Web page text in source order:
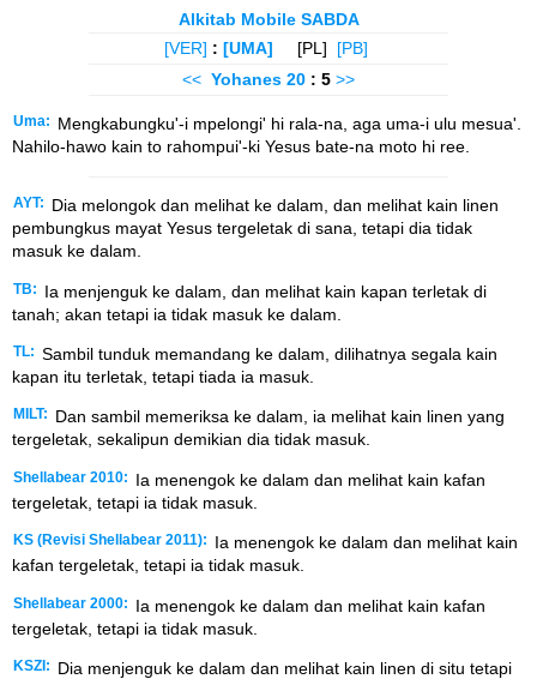
Alkitab Mobile SABDA
[VER] : [UMA] [PL] [PB]
<< Yohanes 20 : 5 >>
Uma:
Mengkabungku'-i mpelongi' hi rala-na, aga uma-i ulu mesua'.
Nahilo-hawo kain to rahompui'-ki Yesus bate-na moto hi ree.
AYT:
Dia melongok dan melihat ke dalam, dan melihat kain linen
pembungkus mayat Yesus tergeletak di sana, tetapi dia tidak
masuk ke dalam.
TB:
Ia menjenguk ke dalam, dan melihat kain kapan terletak di
tanah; akan tetapi ia tidak masuk ke dalam.
TL: Sambil tunduk memandang ke dalam, dilihatnya segala kain
kapan itu terletak, tetapi tiada ia masuk.
MILT:
Dan sambil memeriksa ke dalam, ia melihat kain linen yang
tergeletak, sekalipun demikian dia tidak masuk.
Shellabear 2010:
Ia menengok ke dalam dan melihat kain kafan
tergeletak, tetapi ia tidak masuk.
KS (Revisi Shellabear 2011):
Ia menengok ke dalam dan melihat kain
kafan tergeletak, tetapi ia tidak masuk.
Shellabear 2000:
Ia menengok ke dalam dan melihat kain kafan
tergeletak, tetapi ia tidak masuk.
KSZI:
Dia menjenguk ke dalam dan melihat kain linen di situ tetapi